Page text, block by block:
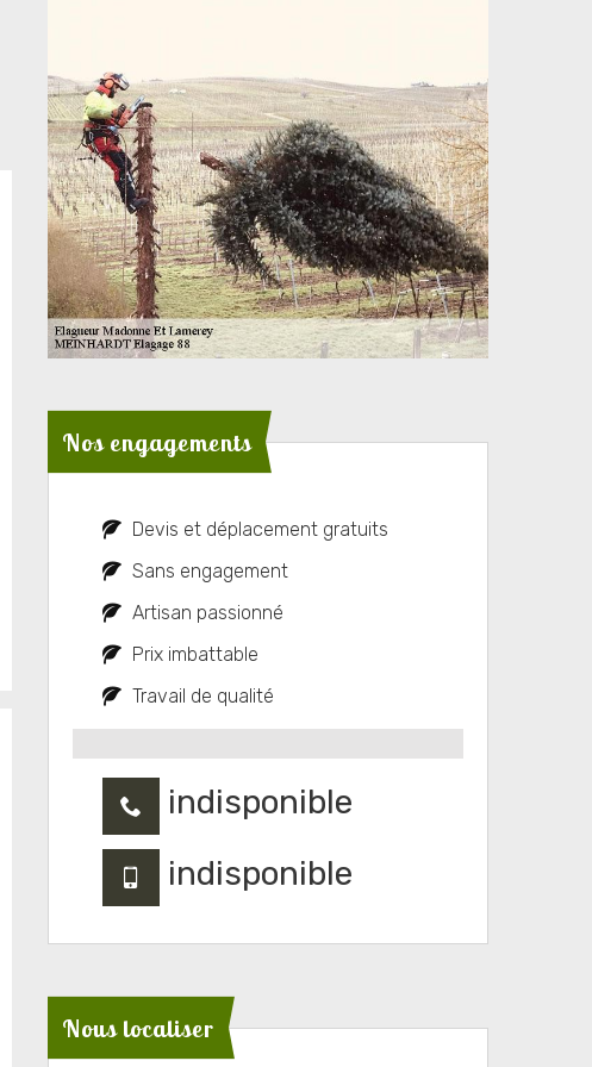
Nos engagements
Devis et déplacement gratuits
Sans engagement
Artisan passionné
Prix imbattable
Travail de qualité
indisponible
indisponible
Nous localiser